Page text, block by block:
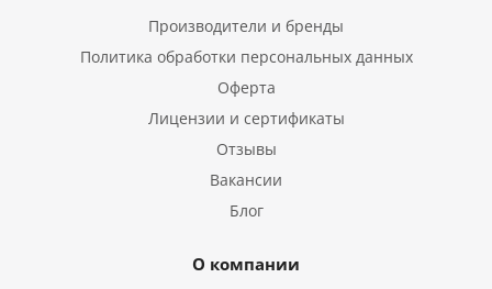
Производители и бренды
Политика обработки персональных данных
Оферта
Лицензии и сертификаты
Отзывы
Вакансии
Блог
О компании